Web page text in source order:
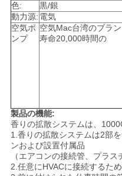
し
な
SHOPPING
ONLINE
色: 黒/銀
動力源: 電気
空気ポ
ンプ
空気Mac台湾のブラン
寿命20,000時間の
製品の機能:
香りの拡散システムは、
1.香りの拡散システムは2部
ンおよび設置付属品
（エアコンの接続管、プラス
2.任意にHVACに接続するため